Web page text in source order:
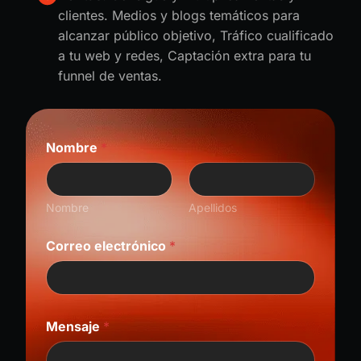
clientes. Medios y blogs temáticos para
alcanzar público objetivo, Tráfico cualificado
a tu web y redes, Captación extra para tu
funnel de ventas.
l
e
c
r
n
c
o
o
r
r
Nombre*
Nombre Apellidos
Correo electrónico *
Mensaje *